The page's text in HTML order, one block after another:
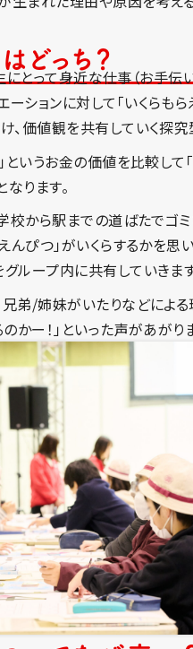
どっち？
にとって身近な仕事（お手
ションに対して「いくらもら
、価値観を共有していく探究
というお金の価値を比較し
ります。
学校から駅までの道ばたで
えんぴつ」がいくらするか
ループ内に共有していきます
弟/姉妹がいたりなどによ
かー！」といった声があがり